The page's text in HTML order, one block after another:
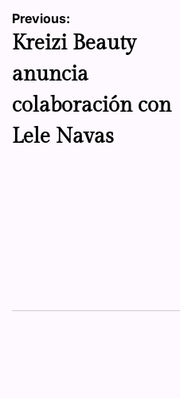
Navegación
de
entradas
Previous:
Kreizi Beauty
anuncia
colaboración con
Lele Navas